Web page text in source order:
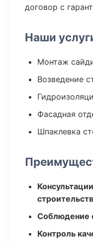
договор с
Наши
Монтаж
Возведение
Фасадная
Шпаклевка
Соблюдение
Контроль